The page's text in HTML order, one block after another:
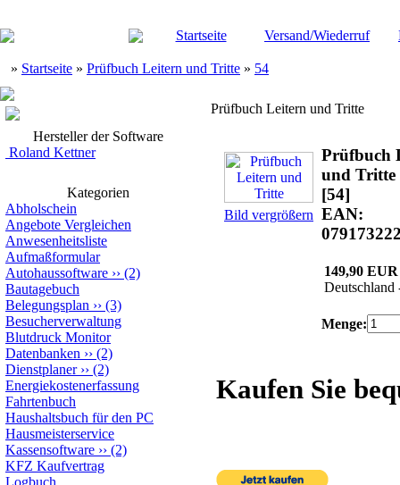
Startseite Versand/Wiederruf
» Startseite » Prüfbuch Leitern und Tritte » 54
Hersteller der Software
Roland Kettner
Kategorien
Abholschein
Angebote Vergleichen
Anwesenheitsliste
Aufmaßformular
Autohaussoftware ›› (2)
Bautagebuch
Belegungsplan ›› (3)
Besucherverwaltung
Blutdruck Monitor
Datenbanken ›› (2)
Dienstplaner›› (2)
Energiekostenerfassung
Fahrtenbuch
Haushaltsbuch für den PC
Hausmeisterservice
Kassensoftware ›› (2)
KFZ Kaufvertrag
Logbuch
Prüfbuch Leitern und Tritte
Bild vergrößern
Prüfbuch
und Tritte
[54]
EAN:
149,90 EUR
Deutschland
Menge:
Kaufen Sie